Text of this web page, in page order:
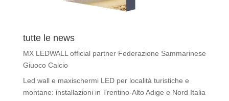
tutte le news
MX LEDWALL official partner Federazione Sammarinese
Giuoco Calcio
Led wall e maxischermi LED per località turistiche e
montane: installazioni in Trentino-Alto Adige e Nord Italia